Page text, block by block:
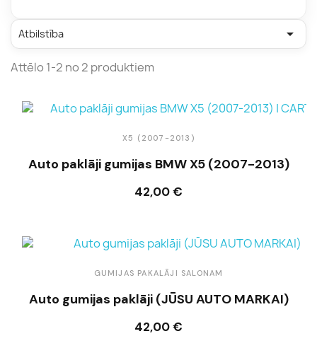
Atbilstība 
Attēlo 1-2 no 2 produktiem
X5 (2007-2013)
Auto paklāji gumijas BMW X5 (2007-2013)
42,00 €
Ielikt grozā
GUMIJAS PAKALĀJI SALONAM
Auto gumijas paklāji (JŪSU AUTO MARKAI)
42,00 €
Ielikt grozā